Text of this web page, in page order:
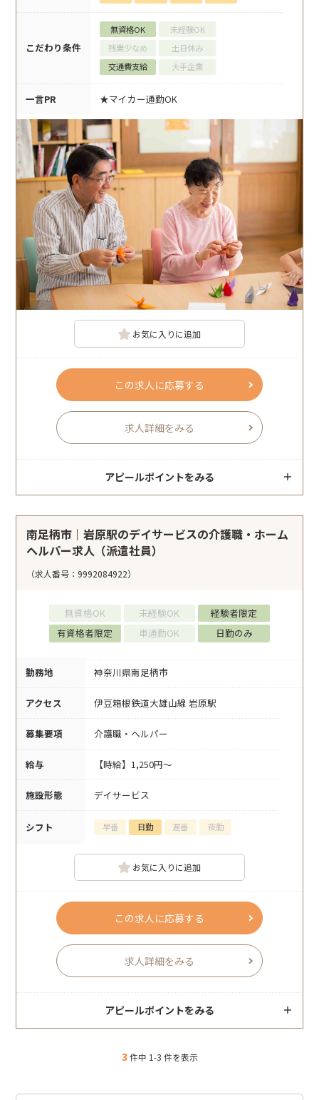
こだわり条件
無資格OK
未経験OK
残業少なめ
土日休み
交通費支給
大手企業
一言PR ★マイカー通勤OK
お気に入りに追加
この求人に応募する
求人詳細をみる
アピールポイントをみる
南足柄市｜岩原駅のデイサービスの介護職・ホーム
ヘルパー求人（派遣社員）
（求人番号：9992084922）
無資格OK 未経験OK
経験者限定
有資格者限定
車通勤OK 日勤のみ
勤務地 神奈川県南足柄市
アクセス 伊豆箱根鉄道大雄山線 岩原駅
募集要項 介護職・ヘルパー
給与 【時給】1,250円～
施設形態 デイサービス
シフト 早番 日勤 遅番 夜勤
お気に入りに追加
この求人に応募する
求人詳細をみる
アピールポイントをみる
3件中 1-3 件を表示